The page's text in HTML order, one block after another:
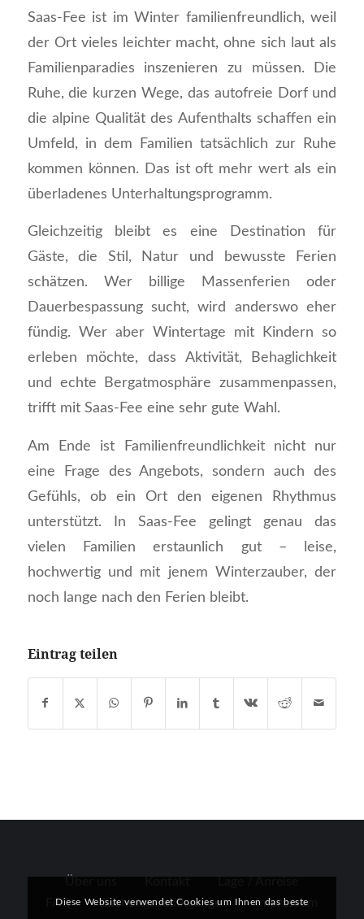
Saas-Fee ist im Winter familienfreundlich, weil
der Ort vieles leichter macht, ohne sich laut als
Familienparadies inszenieren zu müssen. Die
Ruhe, die kurzen Wege, das autofreie Dorf und
die alpine Qualität des Aufenthalts schaffen ein
Umfeld, in dem Familien tatsächlich zur Ruhe
kommen können. Das ist oft mehr wert als ein
überladenes Unterhaltungsprogramm.
Gleichzeitig bleibt es eine Destination für
Gäste, die Stil, Natur und bewusste Ferien
schätzen. Wer billige Massenferien oder
Dauerbespassung sucht, wird anderswo eher
fündig. Wer aber Wintertage mit Kindern so
erleben möchte, dass Aktivität, Behaglichkeit
und echte Bergatmosphäre zusammenpassen,
trifft mit Saas-Fee eine sehr gute Wahl.
Am Ende ist Familienfreundlichkeit nicht nur
eine Frage des Angebots, sondern auch des
Gefühls, ob ein Ort den eigenen Rhythmus
unterstützt. In Saas-Fee gelingt genau das
vielen Familien erstaunlich gut – leise,
hochwertig und mit jenem Winterzauber, der
noch lange nach den Ferien bleibt.
Eintrag teilen
FAQ
Buchungsbedingungen
Impressum
Diese Website verwendet Cookies um Ihnen das beste